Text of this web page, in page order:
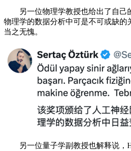
另一位物理学教授也给出了自己
物理学的数据分析中可是不可或缺的
当之无愧。
另一位量子学副教授也解释说，